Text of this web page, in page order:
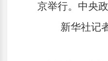
京举行。中央
新华社记